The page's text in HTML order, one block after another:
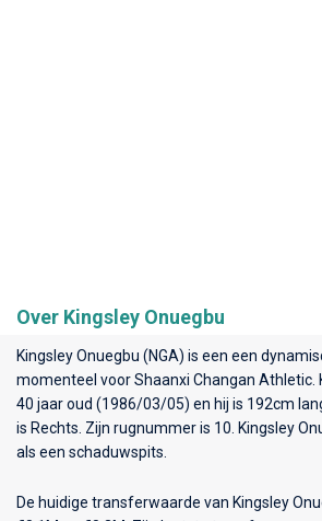
Over Kingsley Onuegbu
Kingsley Onuegbu (NGA) is een een
momenteel voorShaanxi Changan Athletic
40 jaar oud (1986/03/05) en hij is 192cm
is Rechts. Zijn rugnummer is 10. Kingsley
als een schaduwspits.
De huidige transferwaarde van Kingsley